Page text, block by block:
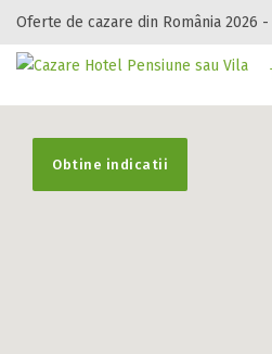
Oferte de cazare din România 2026 -
Obtine indicatii